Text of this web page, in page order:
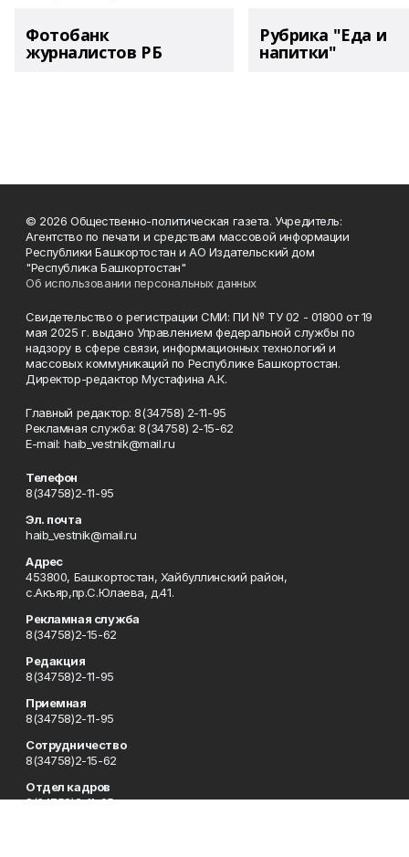
Фотобанк
журналистов РБ
Рубрика "Еда и
напитки"
© 2026 Общественно-политическая газета. Учредитель:
Агентство по печати и средствам массовой информации
Республики Башкортостан и АО Издательский дом
"Республика Башкортостан"
Об использовании персональных данных
Свидетельство о регистрации СМИ: ПИ № ТУ 02 - 01800 от 19
мая 2025 г. выдано Управлением федеральной службы по
надзору в сфере связи, информационных технологий и
массовых коммуникаций по Республике Башкортостан.
Директор-редактор Мустафина А.К.
Главный редактор: 8(34758) 2-11-95
Рекламная служба: 8(34758) 2-15-62
Е-mаil: haib_vestnik@mail.ru
Телефон
8(34758)2-11-95
Эл. почта
haib_vestnik@mail.ru
Адрес
453800, Башкортостан, Хайбуллинский район,
с.Акъяр,пр.С.Юлаева, д.41.
Рекламная служба
8(34758)2-15-62
Редакция
8(34758)2-11-95
Приемная
8(34758)2-11-95
Сотрудничество
8(34758)2-15-62
Отдел кадров
8(34758)2-11-95